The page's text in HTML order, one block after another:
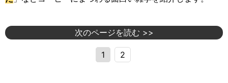
次のページを読む >>
1 2